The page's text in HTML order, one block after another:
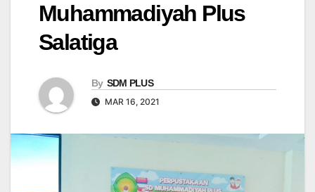
Muhammadiyah Plus
Salatiga
By SDM PLUS
MAR 16, 2021